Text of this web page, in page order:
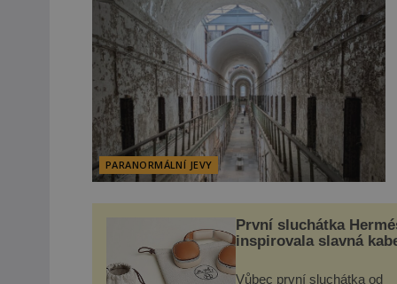
PARANORMÁLNÍ JEVY
První sluchátka
inspirovala slavná
Vůbec první sluchátka od